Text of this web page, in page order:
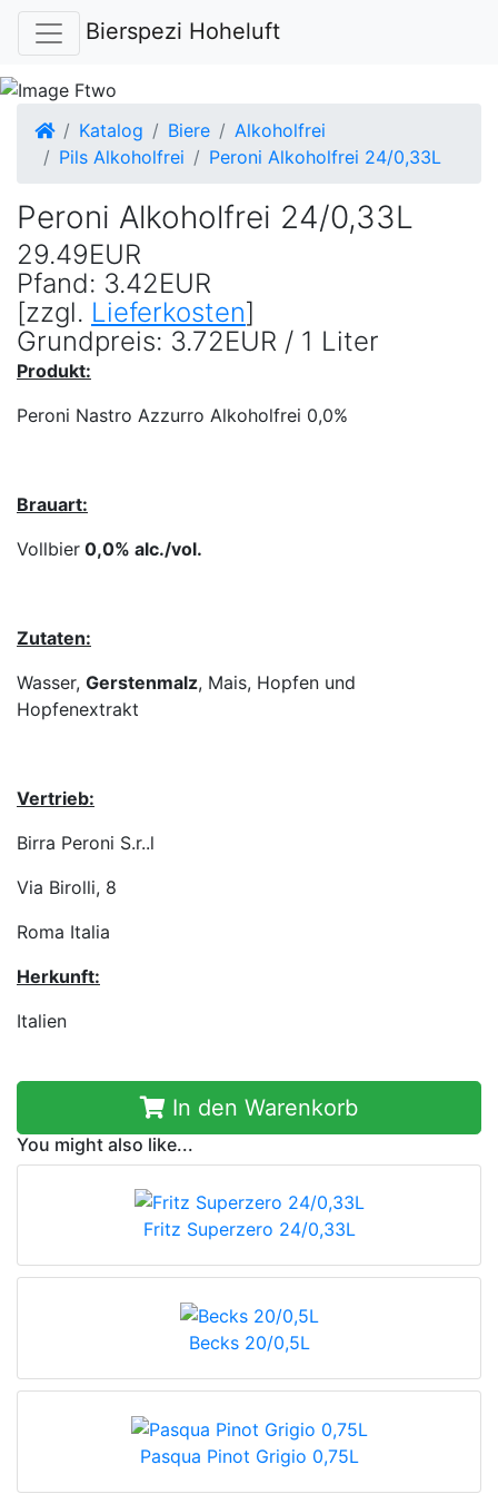
Bierspezi Hoheluft
Startseite
Katalog Biere
Alkoholfrei
Pils Alkoholfrei
Peroni Alkoholfrei 24/0,33L
Peroni Alkoholfrei 24/0,33L
29.49EUR
Pfand: 3.42EUR
[zzgl. Lieferkosten]
Grundpreis: 3.72EUR / 1 Liter
Produkt:
Peroni Nastro Azzurro Alkoholfrei 0,0%
Brauart:
Vollbier 0,0% alc./vol.
Zutaten:
Wasser, Gerstenmalz, Mais, Hopfen und
Hopfenextrakt
Vertrieb:
Birra Peroni S.r..l
Via Birolli, 8
Roma Italia
Herkunft:
Italien
In den Warenkorb
You might also like...
Fritz Superzero 24/0,33L
Becks 20/0,5L
Pasqua Pinot Grigio 0,75L